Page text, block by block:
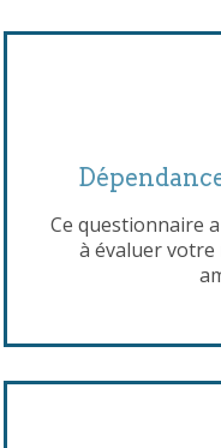
Ce questionnaire
à évaluer votre